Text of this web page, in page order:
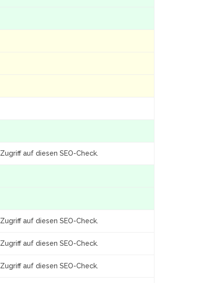
auf diesen SEO-Check.
auf diesen SEO-Check.
auf diesen SEO-Check.
auf diesen SEO-Check.